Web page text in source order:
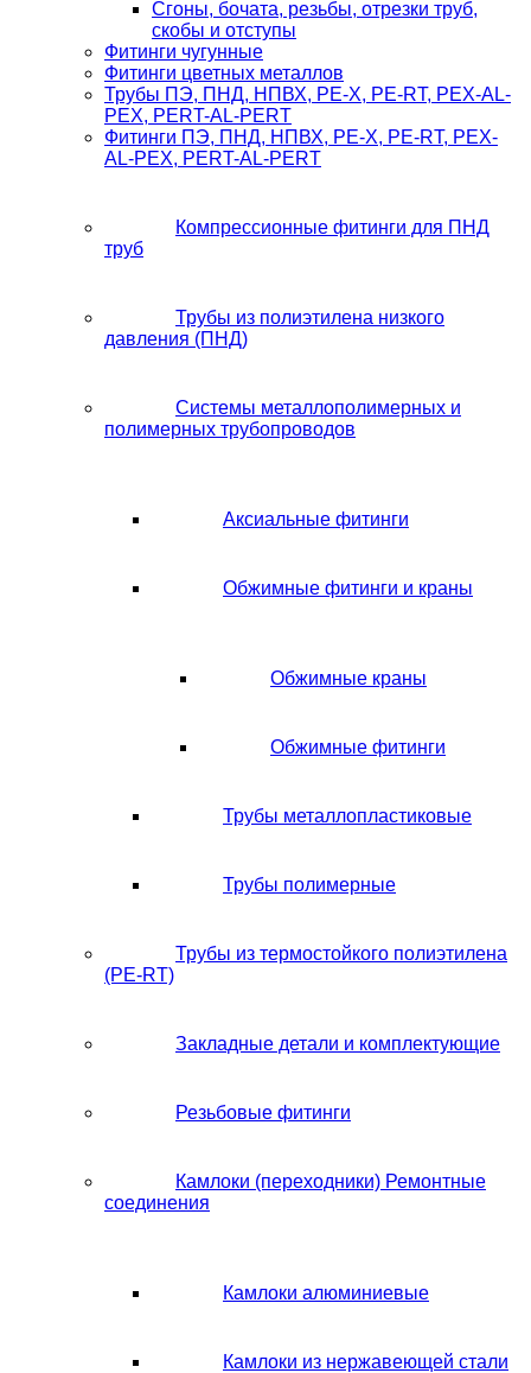
Сгоны, бочата, резьбы, отрезки труб,
скобы и отступы
Фитинги чугунные
Фитинги цветных металлов
Трубы ПЭ, ПНД, НПВХ, PE-X, PE-RT, PEX-AL-
PEX, PERT-AL-PERT
Фитинги ПЭ, ПНД, НПВХ, PE-X, PE-RT, PEX-
AL-PEX, PERT-AL-PERT
Компрессионные фитинги для ПНД
труб
Трубы из полиэтилена низкого
давления (ПНД)
Системы металлополимерных и
полимерных трубопроводов
Аксиальные фитинги
Обжимные фитинги и краны
Обжимные краны
Обжимные фитинги
Трубы металлопластиковые
Трубы полимерные
Трубы из термостойкого полиэтилена
(PE-RT)
Закладные детали и комплектующие
Резьбовые фитинги
Камлоки (переходники) Ремонтные
соединения
Камлоки алюминиевые
Камлоки из нержавеющей стали